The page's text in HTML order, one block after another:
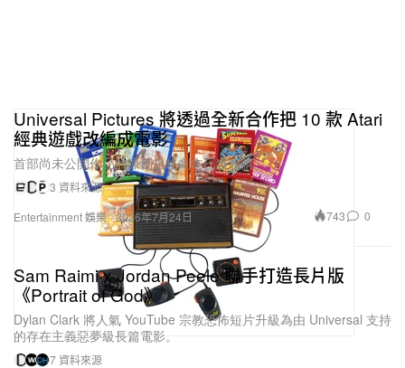
Entertainment 娛樂
Universal Pictures 將透過全新合作把 10 款 Atari
經典遊戲改編成電影
首部尚未公開作品的原創規格劇本已獲收購。
3 資料來源
2026年7月24日
743 0
Sam Raimi x Jordan Peele 聯手打造長片版
《Portrait of God》
Dylan Clark 將人氣 YouTube 宗教恐怖短片升級為由 Universal 支持
的存在主義惡夢級長篇電影。
7 資料來源